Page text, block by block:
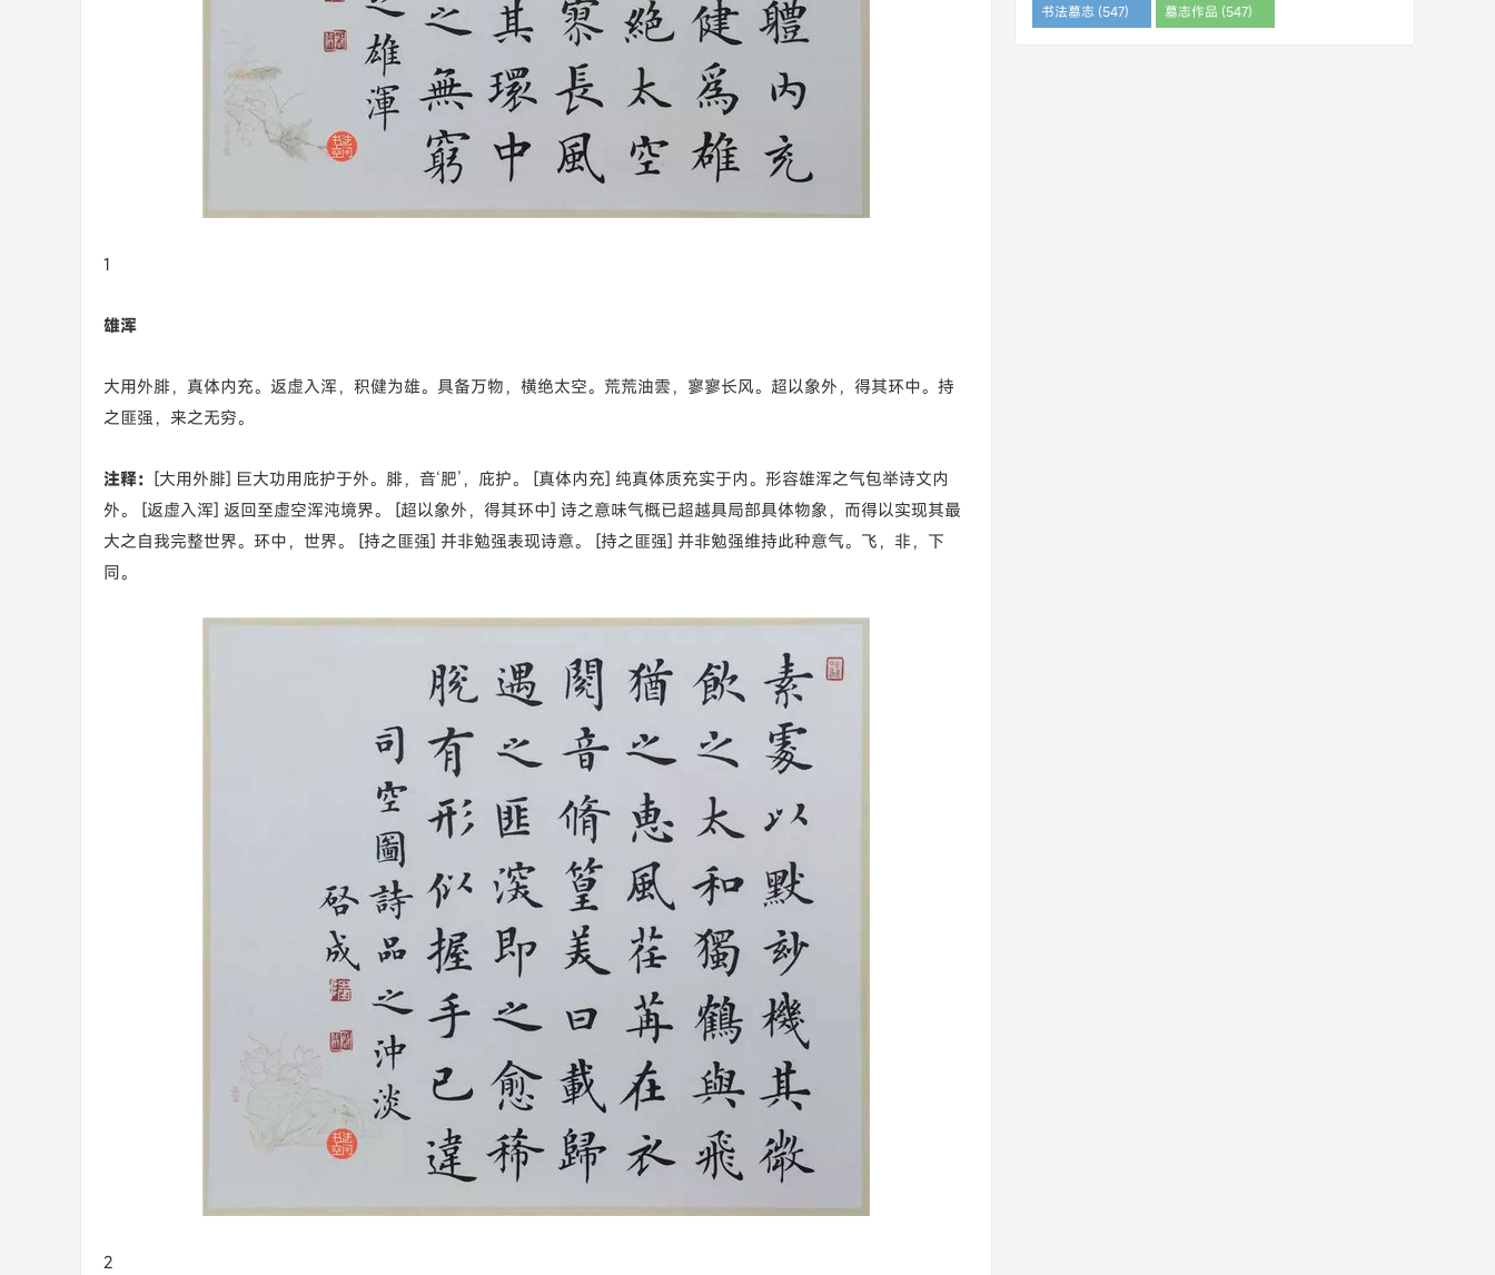
1
雄浑
大用外腓，真体内充。返虚入浑，积健为雄。具备万物，横绝太空。荒荒油雲，寥寥长风。超以象外，得其环中。持
之匪强，来之无穷。
注释： [大用外腓] 巨大功用庇护于外。腓，音‘肥’，庇护。 [真体内充] 纯真体质充实于内。形容雄浑之气包举诗文内
外。 [返虚入浑] 返回至虚空浑沌境界。 [超以象外，得其环中] 诗之意味气概已超越具局部具体物象，而得以实现其最
大之自我完整世界。环中，世界。 [持之匪强] 并非勉强表现诗意。 [持之匪强] 并非勉强维持此种意气。飞，非，下
同。
2
书法墓志 (547) 墓志作品 (547)